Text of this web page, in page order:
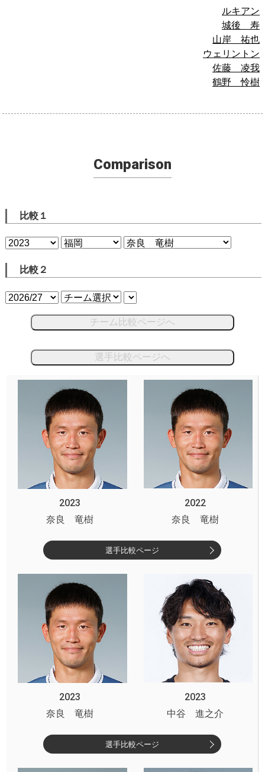
ルキアン
城後 寿
山岸 祐也
ウェリントン
佐藤 凌我
鶴野 怜樹
Comparison
比較１
比較２
チーム比較ページへ
選手比較ページへ
2023
2022
奈良 竜樹
奈良 竜樹
選手比較ページ
2023
2023
奈良 竜樹
中谷 進之介
選手比較ページ